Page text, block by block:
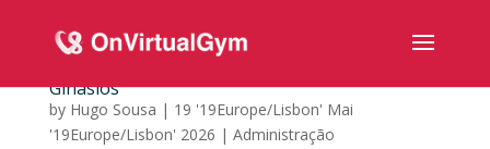
Ginásios
by Hugo Sousa | 19 '19Europe/Lisbon' Mai
'19Europe/Lisbon' 2026 | Administração